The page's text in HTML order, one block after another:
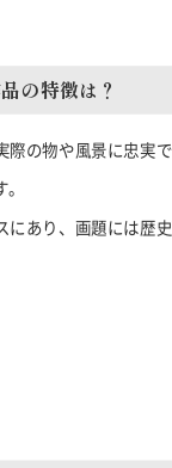
の特徴は？
際の物や風景に忠実
にあり、画題には歴